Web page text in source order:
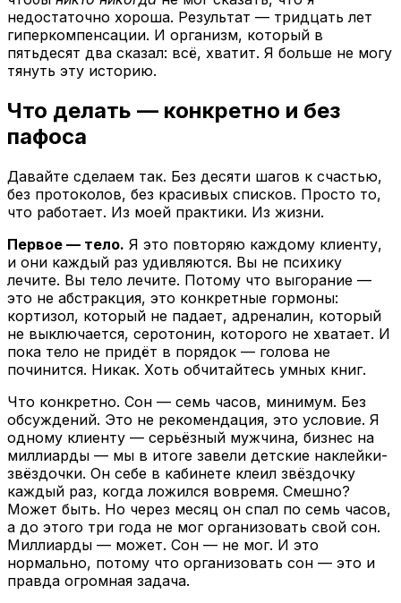
недостаточно хороша. Результат — тридцать лет
гиперкомпенсации. И организм, который в
пятьдесят два сказал: всё, хватит. Я больше не могу
тянуть эту историю.
Что делать — конкретно и без
пафоса
Давайте сделаем так. Без десяти шагов к счастью,
без протоколов, без красивых списков. Просто то,
что работает. Из моей практики. Из жизни.
Первое — тело. Я это повторяю каждому клиенту,
и они каждый раз удивляются. Вы не психику
лечите. Вы тело лечите. Потому что выгорание —
это не абстракция, это конкретные гормоны:
кортизол, который не падает, адреналин, который
не выключается, серотонин, которого не хватает. И
пока тело не придёт в порядок — голова не
починится. Никак. Хоть обчитайтесь умных книг.
Что конкретно. Сон — семь часов, минимум. Без
обсуждений. Это не рекомендация, это условие. Я
одному клиенту — серьёзный мужчина, бизнес на
миллиарды — мы в итоге завели детские наклейки-
звёздочки. Он себе в кабинете клеил звёздочку
каждый раз, когда ложился вовремя. Смешно?
Может быть. Но через месяц он спал по семь часов,
а до этого три года не мог организовать свой сон.
Миллиарды — может. Сон — не мог. И это
нормально, потому что организовать сон — это и
правда огромная задача.